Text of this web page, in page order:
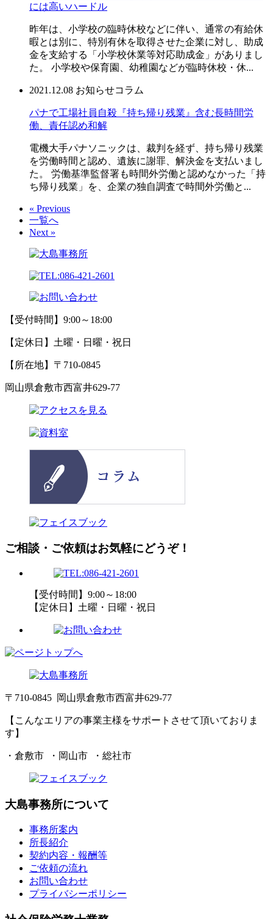
には高いハードル
昨年は、小学校の臨時休校などに伴い、通常の有給休
暇とは別に、特別有休を取得させた企業に対し、助成
金を支給する「小学校休業等対応助成金」がありまし
た。 小学校や保育園、幼稚園などが臨時休校・休...
2021.12.08 お知らせコラム
パナで工場社員自殺『持ち帰り残業』含む長時間労
働、責任認め和解
電機大手パナソニックは、裁判を経ず、持ち帰り残業
を労働時間と認め、遺族に謝罪、解決金を支払いまし
た。 労働基準監督署も時間外労働と認めなかった「持
ち帰り残業」を、企業の独自調査で時間外労働と...
« Previous
一覧へ
Next »
【受付時間】9:00～18:00
【定休日】土曜・日曜・祝日
【所在地】〒710-0845
岡山県倉敷市西富井629-77
ご相談・ご依頼はお気軽にどうぞ！
【受付時間】9:00～18:00
【定休日】土曜・日曜・祝日
〒710-0845 岡山県倉敷市西富井629-77
【こんなエリアの事業主様をサポートさせて頂いておりま
す】
・倉敷市 ・岡山市 ・総社市
大島事務所について
事務所案内
所長紹介
契約内容・報酬等
ご依頼の流れ
お問い合わせ
プライバシーポリシー